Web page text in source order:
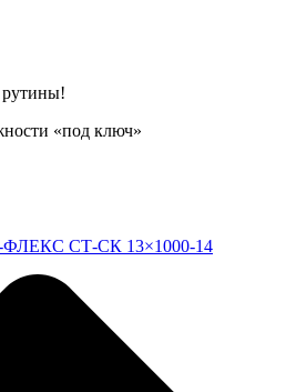
рутины!
«под ключ»
ФЛЕКС СТ-СК 13×1000-14